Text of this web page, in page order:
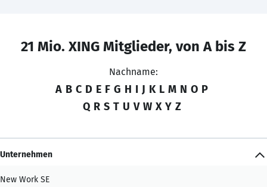
21 Mio. XING Mitglieder, von A bis Z
Nachname:
A B C D E F G H I J K L M N O P
Q R S T U V W X Y Z
Unternehmen
New Work SE